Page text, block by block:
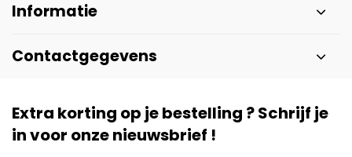
Informatie
Contactgegevens
Extra korting op je bestelling ? Schrijf je
in voor onze nieuwsbrief !